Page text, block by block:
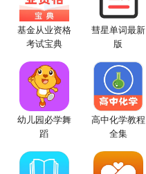
基金从业资格
考试宝典
彗星单词最新
版
幼儿园必学舞
蹈
高中化学教程
全集